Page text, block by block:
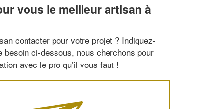
vous le meilleur artisan à
contacter pour votre projet ? Indiquez-
besoin ci-dessous, nous cherchons pour
avec le pro qu’il vous faut !